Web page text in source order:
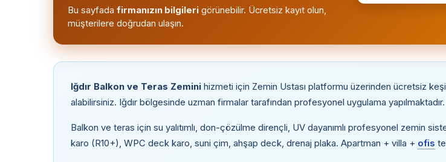
Bu sayfada firmanızın bilgileri görünebilir. Ücretsiz kayıt olun,
müşterilere doğrudan ulaşın.
Iğdır Balkon ve Teras Zemini hizmeti için Zemin Ustası platformu üzerinden ücretsiz
alabilirsiniz. Iğdır bölgesinde uzman firmalar tarafından profesyonel uygulama yapılmaktadır.
Balkon ve teras için su yalıtımlı, don-çözülme dirençli, UV dayanımlı profesyonel zemin
karo (R10+), WPC deck karo, suni çim, ahşap deck, drenaj plaka. Apartman + villa + ofis